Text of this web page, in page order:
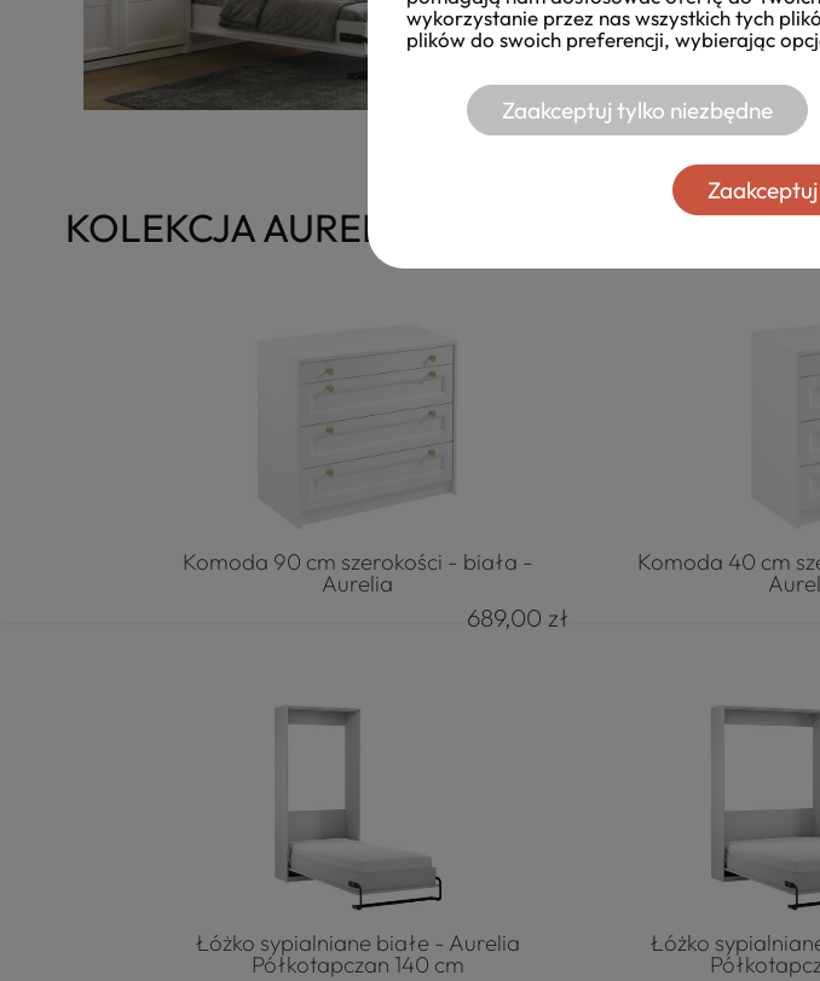
KOLEKCJA AURELIA
Komoda 90 cm szerokości - biała -
Aurelia
689,00 zł
Komoda 40 cm
Łóżko sypialniane białe - Aurelia
Półkotapczan 140 cm
Łóżko
wykorzystanie przez nas wszystkich tych
plików do swoich preferencji, wybierając
Zaakceptuj tylko niezbędne